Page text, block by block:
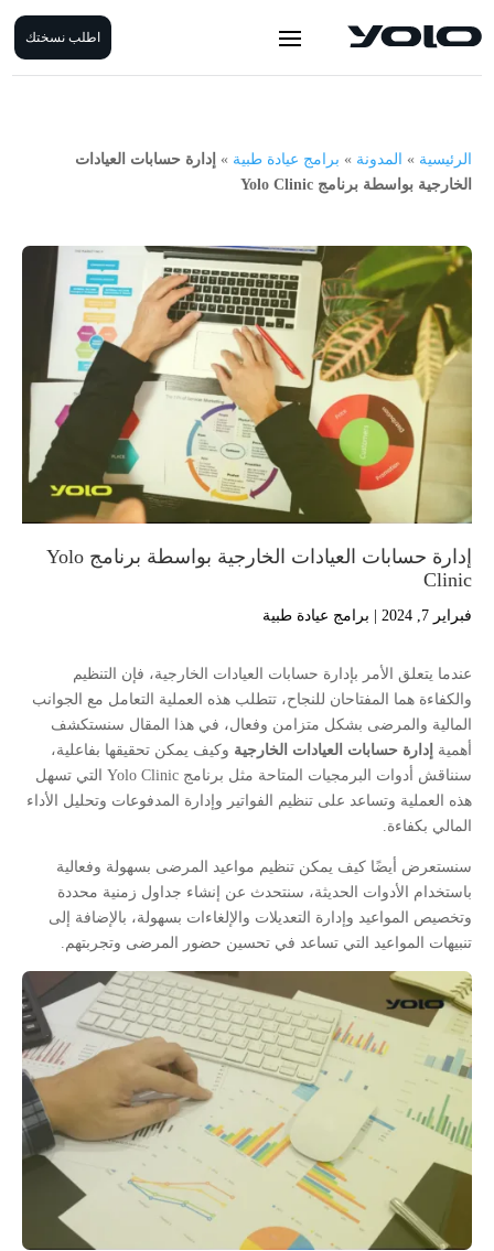
اطلب نسختك
الرئيسية » المدونة » برامج عيادة طبية » إدارة حسابات العيادات
الخارجية بواسطة برنامج Yolo Clinic
إدارة حسابات العيادات الخارجية بواسطة برنامج Yolo
Clinic
فبراير 7, 2024 برامج عيادة طبية
عندما يتعلق الأمر بإدارة حسابات العيادات الخارجية، فإن التنظيم
والكفاءة هما المفتاحان للنجاح، تتطلب هذه العملية التعامل مع الجوانب
المالية والمرضى بشكل متزامن وفعال، في هذا المقال سنستكشف
أهمية إدارة حسابات العيادات الخارجية وكيف يمكن تحقيقها بفاعلية،
سنناقش أدوات البرمجيات المتاحة مثل برنامج Yolo Clinic التي تسهل
هذه العملية وتساعد على تنظيم الفواتير وإدارة المدفوعات وتحليل الأداء
المالي بكفاءة.
سنستعرض أيضًا كيف يمكن تنظيم مواعيد المرضى بسهولة وفعالية
باستخدام الأدوات الحديثة، سنتحدث عن إنشاء جداول زمنية محددة
وتخصيص المواعيد وإدارة التعديلات والإلغاءات بسهولة، بالإضافة إلى
تنبيهات المواعيد التي تساعد في تحسين حضور المرضى وتجربتهم.